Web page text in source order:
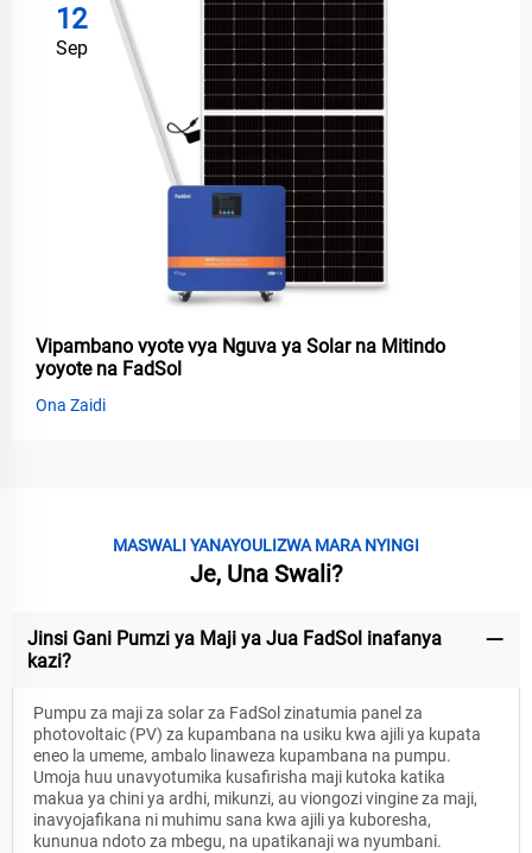
12
Sep
Vipambano vyote vya Nguva ya Solar na Mitindo
yoyote na FadSol
Ona Zaidi
MASWALI YANAYOULIZWA MARA NYINGI
Je, Una Swali?
Jinsi Gani Pumzi ya Maji ya Jua FadSol inafanya
kazi?
Pumpu za maji za solar za FadSol zinatumia panel za
photovoltaic (PV) za kupambana na usiku kwa ajili ya kupata
eneo la umeme, ambalo linaweza kupambana na pumpu.
Umoja huu unavyotumika kusafirisha maji kutoka katika
makua ya chini ya ardhi, mikunzi, au viongozi vingine za maji,
inavyojafikana ni muhimu sana kwa ajili ya kuboresha,
kununua ndoto za mbegu, na upatikanaji wa nyumbani.